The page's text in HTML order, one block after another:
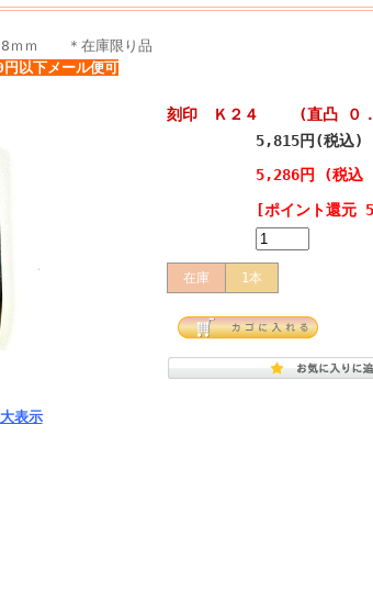
ｍ ＊在庫限り品
以下メール便可
表示
刻印 Ｋ２４ (直凸 ０．
5,815円(税込)
5,286円 (税込
[ポイント還元
在庫 1本